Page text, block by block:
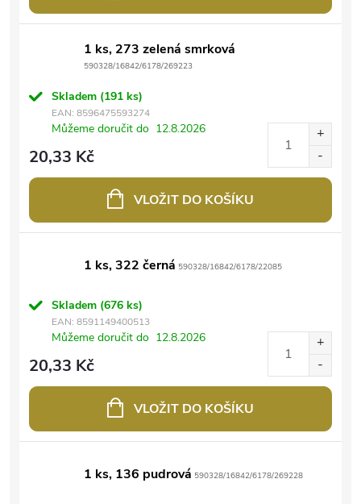
1 ks, 273 zelená smrková
590328/16842/6178/269223
Skladem (191 ks)
EAN: 8596475593274
Můžeme doručit do 12.8.2026
20,33 Kč
VLOŽIT DO KOŠÍKU
1 ks, 322 černá 590328/16842/6178/22085
Skladem (676 ks)
EAN: 8591149400513
Můžeme doručit do 12.8.2026
20,33 Kč
VLOŽIT DO KOŠÍKU
1 ks, 136 pudrová 590328/16842/6178/269228